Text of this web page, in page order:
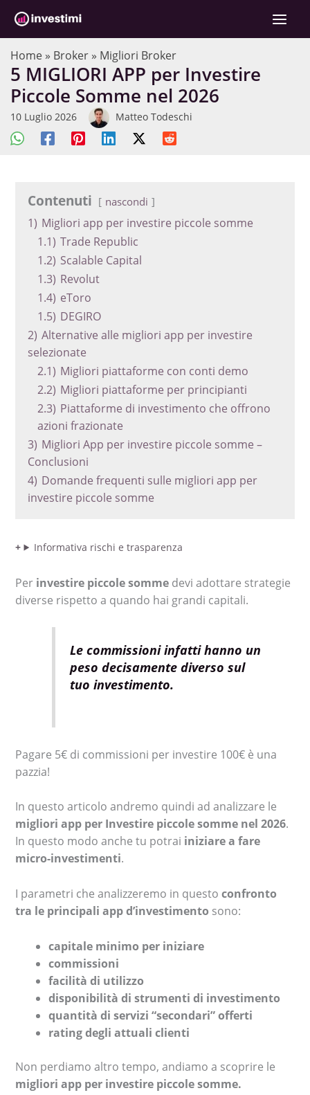
contenuto
Home » Broker » Migliori Broker
5 MIGLIORI APP per Investire
Piccole Somme nel 2026
10 Luglio 2026 Matteo Todeschi
Contenuti nascondi
1) Migliori app per investire piccole somme
1.1) Trade Republic
1.2) Scalable Capital
1.3) Revolut
1.4) eToro
1.5) DEGIRO
2) Alternative alle migliori app per investire
selezionate
2.1) Migliori piattaforme con conti demo
2.2) Migliori piattaforme per principianti
2.3) Piattaforme di investimento che offrono
azioni frazionate
3) Migliori App per investire piccole somme –
Conclusioni
4) Domande frequenti sulle migliori app per
investire piccole somme
Informativa rischi e trasparenza
Per investire piccole somme devi adottare strategie
diverse rispetto a quando hai grandi capitali.
Le commissioni infatti hanno un
peso decisamente diverso sul
tuo investimento.
Pagare 5€ di commissioni per investire 100€ è una
pazzia!
In questo articolo andremo quindi ad analizzare le
migliori app per Investire piccole somme nel 2026.
In questo modo anche tu potrai iniziare a fare
micro-investimenti.
I parametri che analizzeremo in questoconfronto
tra le principali app d’investimento sono:
capitale minimo per iniziare
commissioni
facilità di utilizzo
disponibilità di strumenti di investimento
quantità di servizi “secondari” offerti
rating degli attuali clienti
Non perdiamo altro tempo, andiamo a scoprire le
migliori app per investire piccole somme.